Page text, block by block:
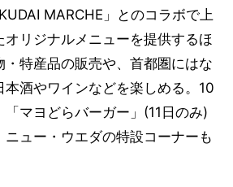
MARCHE」とのコラボで上
オリジナルメニューを提供するほ
・特産品の販売や、首都圏にはな
本酒やワインなどを楽しめる。10
「マヨどらバーガー」(11日のみ)
ニュー・ウエダの特設コーナーも